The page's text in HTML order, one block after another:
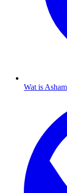
Wat is